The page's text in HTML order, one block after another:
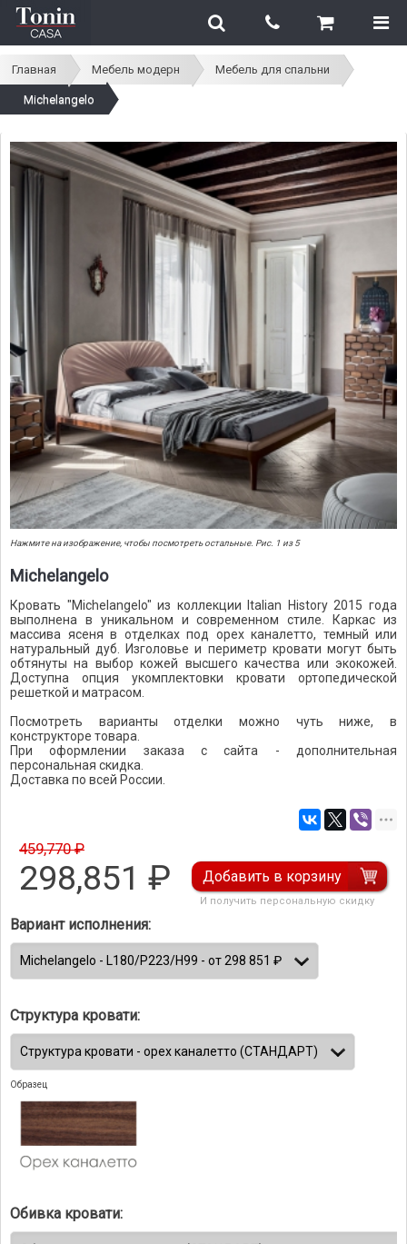
Главная Мебель модерн Мебель для спальни
Michelangelo
Нажмите на изображение, чтобы посмотреть остальные. Рис. 1 из 5
Michelangelo
Кровать "Michelangelo" из коллекции Italian History 2015 года
выполнена в уникальном и современном стиле. Каркас из
массива ясеня в отделках под орех каналетто, темный или
натуральный дуб. Изголовье и периметр кровати могут быть
обтянуты на выбор кожей высшего качества или экокожей.
Доступна опция укомплектовки кровати ортопедической
решеткой и матрасом.
Посмотреть варианты отделки можно чуть ниже, в
конструкторе товара.
При оформлении заказа с сайта - дополнительная
персональная скидка.
Доставка по всей России.
459,770 ₽
298,851 ₽ Добавить в корзину
И получить персональную скидку
Вариант исполнения:
Структура кровати:
Образец
Обивка кровати: